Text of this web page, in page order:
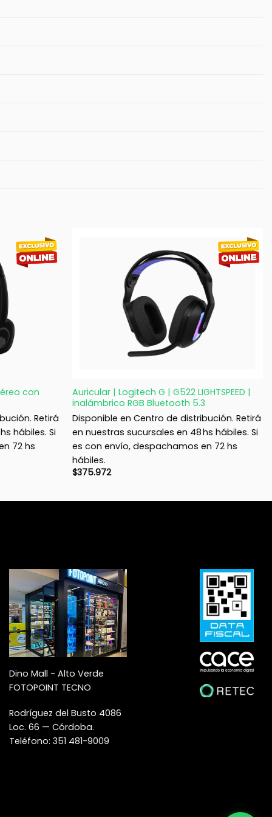
con
Retirá
hábiles. Si
72 hs
Auricular | Logitech G | G522 LIGHTSPEED |
inalámbrico RGB Bluetooth 5.3
Disponible en Centro de distribución. Retirá
en nuestras sucursales en 48 hs hábiles. Si
es con envío, despachamos en 72 hs
hábiles.
$375.972
Dino Mall - Alto Verde
FOTOPOINT TECNO
Rodríguez del Busto 4086
Loc. 66 — Córdoba.
Teléfono: 351 481-9009